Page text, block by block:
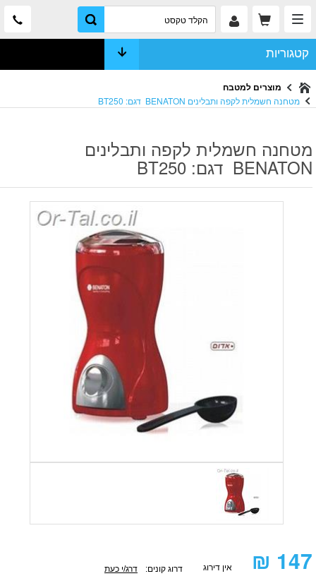
קטגוריות
מוצרים למטבח
מטחנה חשמלית לקפה ותבלינים BENATON דגם: BT250
מטחנה חשמלית לקפה ותבלינים
BENATON דגם: BT250
147
₪ אין דירוג דרוג קונים: דרג/י כעת